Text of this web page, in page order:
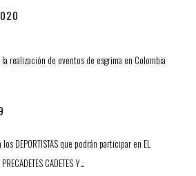
realización de eventos de esgrima en Colombia
DEPORTISTAS que podrán participar en EL
CADETES Y…